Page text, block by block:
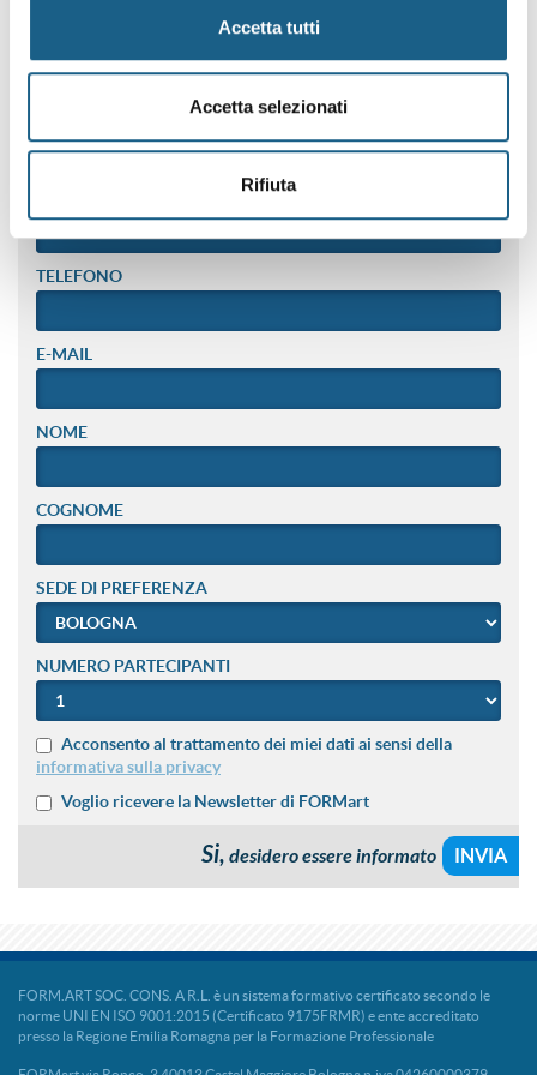
Accetta tutti
Accetta selezionati
Rifiuta
AZIENDA PRIVATO
TELEFONO
E-MAIL
NOME
COGNOME
SEDE DI PREFERENZA
NUMERO PARTECIPANTI
Acconsento al trattamento dei miei dati ai sensi della
informativa sulla privacy
Voglio ricevere la Newsletter di FORMart
Si, desidero essere informato
FORM.ART SOC. CONS. A R.L. è un sistema formativo certificato secondo le
norme UNI EN ISO 9001:2015 (Certificato 9175FRMR) e ente accreditato
presso la Regione Emilia Romagna per la Formazione Professionale